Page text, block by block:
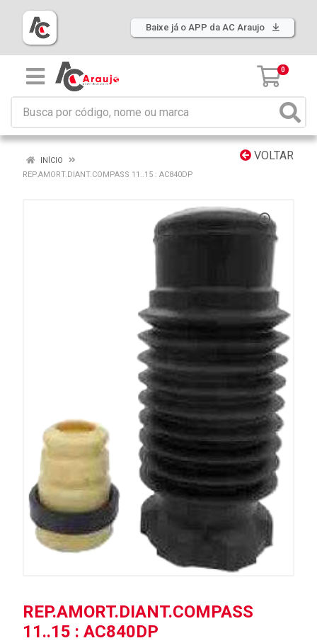
Baixe já o APP da AC Araujo
0
VOLTAR
INÍCIO
REP.AMORT.DIANT.COMPASS 11..15 : AC840DP
REP.AMORT.DIANT.COMPASS
11..15 : AC840DP